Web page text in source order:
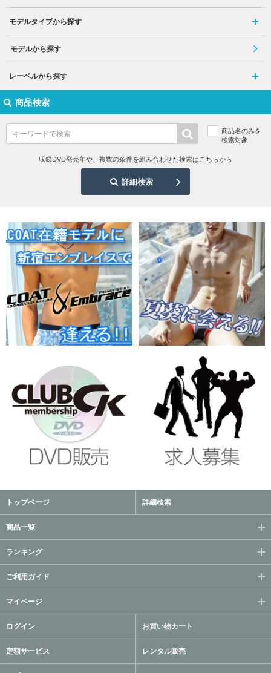
モデルタイプから探す
モデルから探す
レーベルから探す
商品検索
商品名のみを
検索対象
収録DVD発売年や、複数の条件を組み合わせた検索はこちらから
詳細検索
トップページ 詳細検索
商品一覧
ランキング
ご利用ガイド
マイページ
ログイン お買い物カート
定額サービス レンタル販売